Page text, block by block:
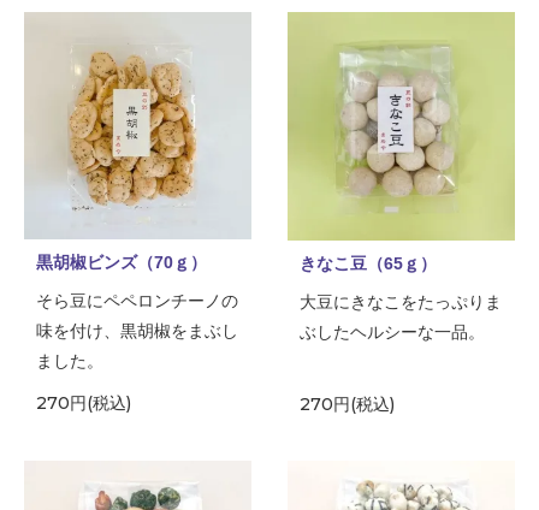
黒胡椒ビンズ（70ｇ）
そら豆にペペロンチーノの
味を付け、黒胡椒をまぶし
ました。
270円(税込)
きなこ豆（65ｇ）
大豆にきなこをたっぷりま
ぶしたヘルシーな一品。
270円(税込)